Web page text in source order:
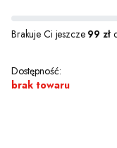
Brakuje Ci jeszcze 99 zł
Dostępność:
brak towaru